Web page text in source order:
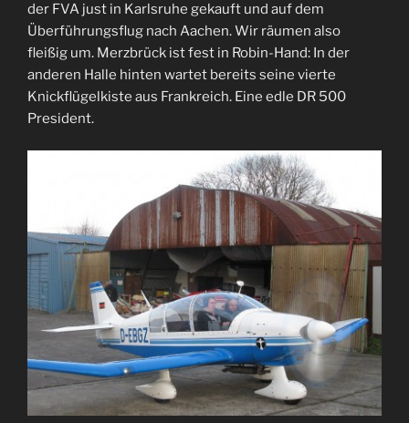
der FVA just in Karlsruhe gekauft und auf dem
Überführungsflug nach Aachen. Wir räumen also
fleißig um. Merzbrück ist fest in Robin-Hand: In der
anderen Halle hinten wartet bereits seine vierte
Knickflügelkiste aus Frankreich. Eine edle DR 500
President.